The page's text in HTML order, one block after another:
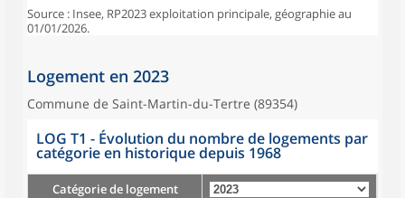
Source : Insee, RP2023 exploitation principale, géographie au
01/01/2026.
Logement en 2023
Commune de Saint-Martin-du-Tertre (89354)
LOG T1 - Évolution du nombre de logements par
catégorie en historique depuis 1968
Catégorie de logement